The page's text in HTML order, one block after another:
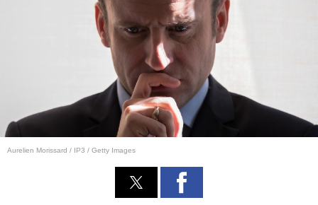
Aurelien Morissard / IP3 / Getty Images